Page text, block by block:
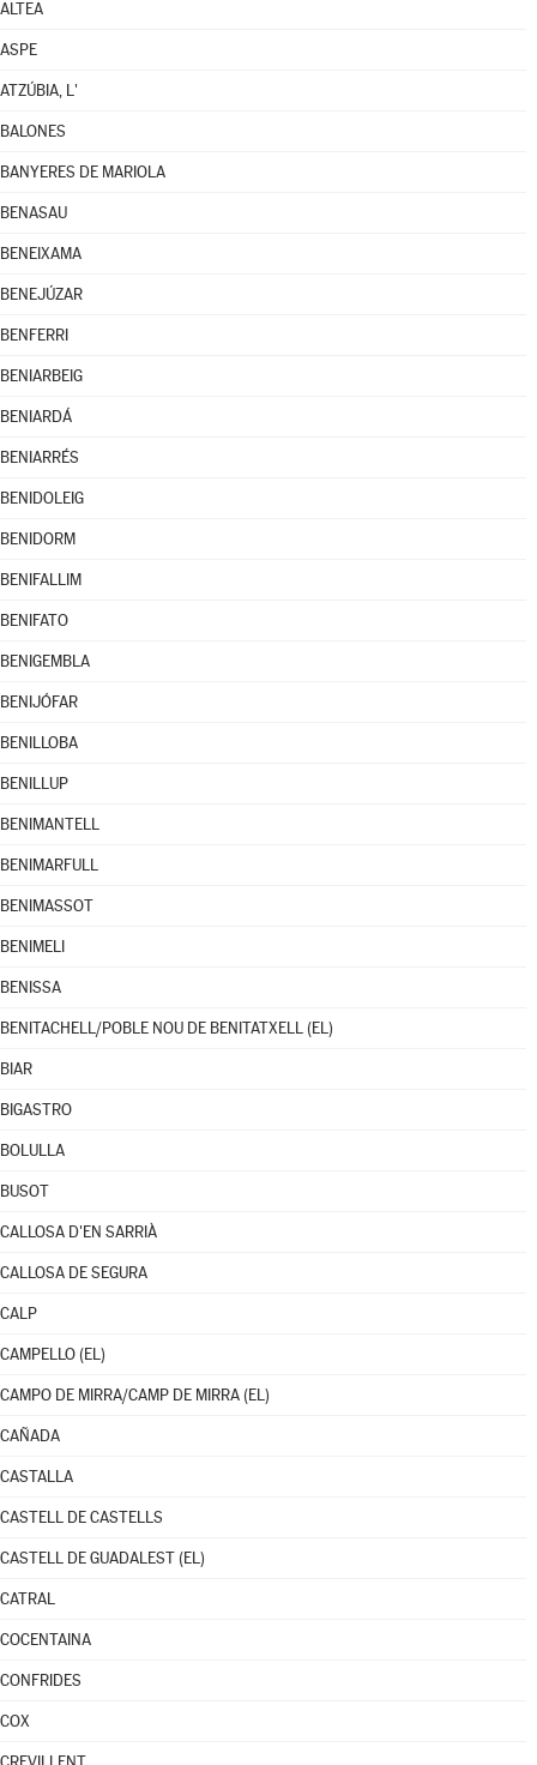
ALTEA
ASPE
ATZÚBIA, L'
BALONES
BANYERES DE MARIOLA
BENASAU
BENEIXAMA
BENEJÚZAR
BENFERRI
BENIARBEIG
BENIARDÁ
BENIARRÉS
BENIDOLEIG
BENIDORM
BENIFALLIM
BENIFATO
BENIGEMBLA
BENIJÓFAR
BENILLOBA
BENILLUP
BENIMANTELL
BENIMARFULL
BENIMASSOT
BENIMELI
BENISSA
BENITACHELL/POBLE NOU DE BENITATXELL (EL)
BIAR
BIGASTRO
BOLULLA
BUSOT
CALLOSA D'EN SARRIÀ
CALLOSA DE SEGURA
CALP
CAMPELLO (EL)
CAMPO DE MIRRA/CAMP DE MIRRA (EL)
CAÑADA
CASTALLA
CASTELL DE CASTELLS
CASTELL DE GUADALEST (EL)
CATRAL
COCENTAINA
CONFRIDES
COX